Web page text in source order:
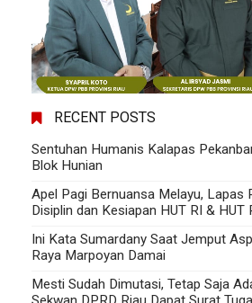
RECENT POSTS
Sentuhan Humanis Kalapas
Blok Hunian
Apel Pagi Bernuansa Melayu, Lapas
Disiplin dan Kesiapan HUT RI & HUT
Ini Kata Sumardany Saat Jemput
Raya Marpoyan Damai
Mesti Sudah Dimutasi, Tetap Saja